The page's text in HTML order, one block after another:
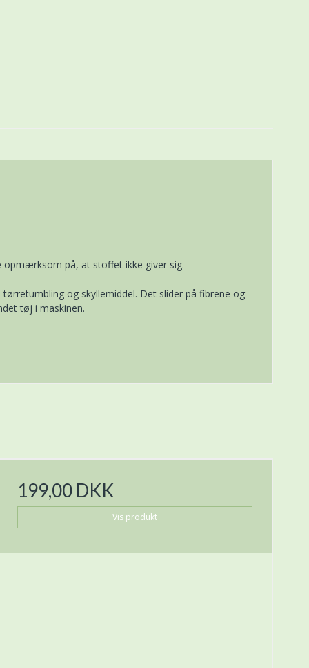
opmærksom på, at stoffet ikke giver sig.
og skyllemiddel. Det slider på fibrene og
tøj i maskinen.
199,00 DKK
Vis produkt